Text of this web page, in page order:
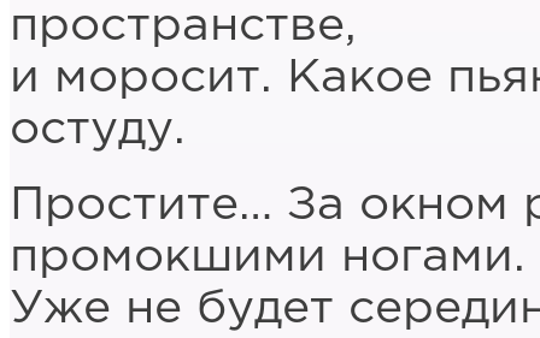
пространстве,
и моросит. Какое
остуду.
Простите… За
промокшими ногами.
Уже не будет